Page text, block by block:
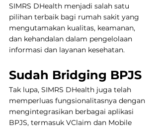
SIMRS DHealth menjadi salah satu
pilihan terbaik bagi rumah sakit yang
mengutamakan kualitas, keamanan,
dan kehandalan dalam pengelolaan
informasi dan layanan kesehatan.
Sudah Bridging BPJS
Tak lupa, SIMRS DHealth juga telah
memperluas fungsionalitasnya dengan
mengintegrasikan berbagai aplikasi
BPJS, termasuk VClaim dan Mobile